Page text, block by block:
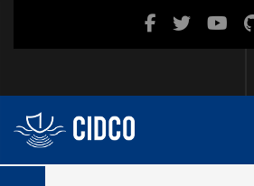
Passer au contenu principal